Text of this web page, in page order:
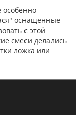
особенно
оснащенные
с этой
смеси делались
ложка или